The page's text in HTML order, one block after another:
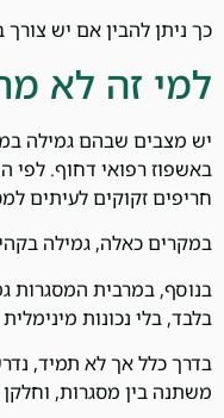
כך ניתן להבין אם יש
למי זה לא
יש מצבים שבהם גמילה
חריפים זקוקים לעיתים
במקרים כאלה, גמילה
בנוסף, במרבית המסגרות
בלבד, בלי נכונות
בדרך כלל אך לא תמיד,
משתנה בין מסגרות,